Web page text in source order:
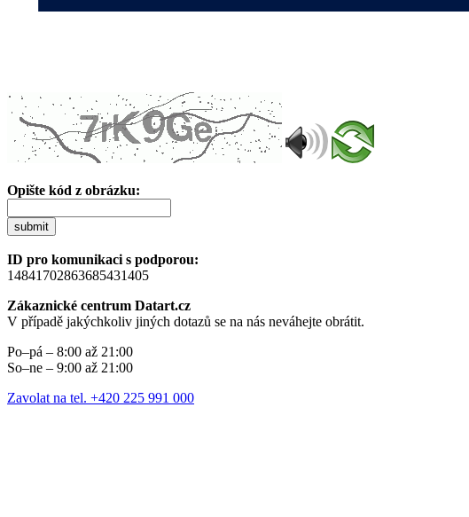
Opište kód z obrázku:
submit
ID pro komunikaci s podporou:
14841702863685431405
Zákaznické centrum Datart.cz
V případě jakýchkoliv jiných dotazů se na nás neváhejte obrátit.
Po–pá – 8:00 až 21:00
So–ne – 9:00 až 21:00
Zavolat na tel. +420 225 991 000